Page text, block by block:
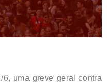
uma greve geral contra